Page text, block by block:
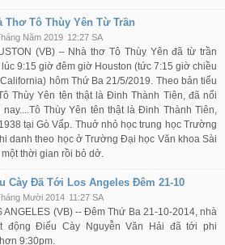
Thơ Tô Thùy Yên Từ Trần
Năm 2019 12:27 SA
(VB) – Nhà thơ Tô Thùy Yên đã từ trần
9:15 giờ đêm giờ Houston (tức 7:15 giờ chiều
hôm Thứ Ba 21/5/2019. Theo bản tiểu
Thùy Yên tên thật là Đinh Thành Tiên, đã nổi
Thùy Yên tên thật là Đinh Thành Tiên,
tại Gò Vấp. Thuở nhỏ học trung học Trường
danh theo học ở Trường Đại học Văn khoa Sài
thời gian rồi bỏ dở.
Cày Đã Tới Los Angeles Đêm 21-10
Mười 2014 11:27 SA
ANGELES (VB) -- Đêm Thứ Ba 21-10-2014, nhà
động Điếu Cày Nguyễn Văn Hải đã tới phi
9:30pm.